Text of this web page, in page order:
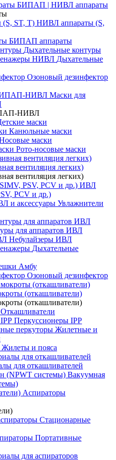
БИПАП | НИВЛ аппараты
НИВЛ аппараты (S,
БИПАП аппараты
Дыхательные контуры
Дыхательные
Озоновый дезинфектор
Маски для
НИВЛ
маски
Канюльные маски
маски
Рото-носовые маски
вентиляция легких)
вентиляция легких)
ИВЛ
PCV и др.)
Увлажнители
для аппаратов ИВЛ
Небулайзеры ИВЛ
Дыхательные
Амбу
Озоновый дезинфектор
(откашливатели)
(откашливатели)
Откашливатели
Перкуссионеры IPP
Жилетные и
Жилеты и пояса
для откашливателей
Вакуумная
Аспираторы
Стационарные
Портативные